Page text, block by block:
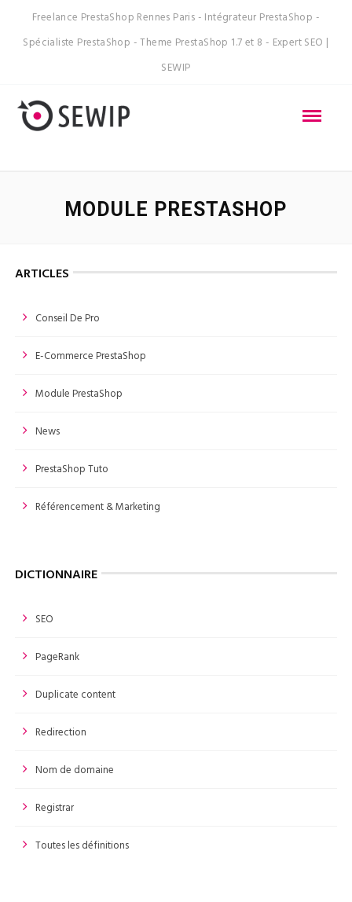
Freelance PrestaShop Rennes Paris - Intégrateur PrestaShop -
Spécialiste PrestaShop - Theme PrestaShop 1.7 et 8 - Expert SEO |
SEWIP
MODULE PRESTASHOP
ARTICLES
Conseil De Pro
E-Commerce PrestaShop
Module PrestaShop
News
PrestaShop Tuto
Référencement & Marketing
DICTIONNAIRE
SEO
PageRank
Duplicate content
Redirection
Nom de domaine
Registrar
Toutes les définitions